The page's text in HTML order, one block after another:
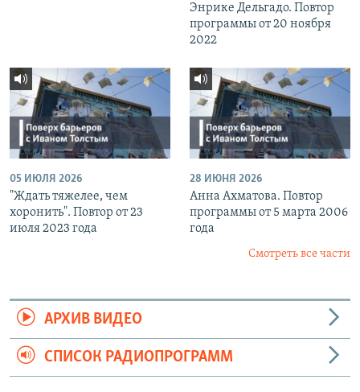
Энрике Дельгадо. Повтор
программы от 20 ноября
2022
05 ИЮЛЯ 2026
"Ждать тяжелее, чем
хоронить". Повтор от 23
июля 2023 года
28 ИЮНЯ 2026
Анна Ахматова. Повтор
программы от 5 марта 2006
года
Смотреть все части
АРХИВ ВИДЕО
СПИСОК РАДИОПРОГРАММ